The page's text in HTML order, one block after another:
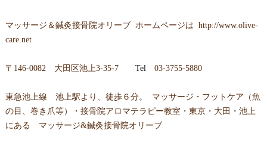
マッサージ＆鍼灸接骨院オリーブ ホームページは http://www.olive-
care.net
〒146-0082 大田区池上3-35-7Tel 03-3755-5880
東急池上線 池上駅より、徒歩６分。 マッサージ・フットケア（魚
の目、巻き爪等）・接骨院アロマテラピー教室・東京・大田・池上
にある マッサージ&鍼灸接骨院オリーブ